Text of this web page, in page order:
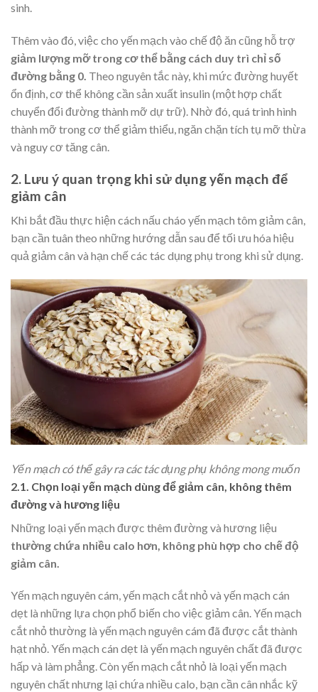
sinh.
Thêm vào đó, việc cho yến mạch vào chế độ ăn cũng hỗ trợ
giảm lượng mỡ trong cơ thể bằng cách duy trì chỉ số
đường bằng 0. Theo nguyên tắc này, khi mức đường huyết
ổn định, cơ thể không cần sản xuất insulin (một hợp chất
chuyển đổi đường thành mỡ dự trữ). Nhờ đó, quá trình hình
thành mỡ trong cơ thể giảm thiểu, ngăn chặn tích tụ mỡ thừa
và nguy cơ tăng cân.
2. Lưu ý quan trọng khi sử dụng yến mạch để
giảm cân
Khi bắt đầu thực hiện cách nấu cháo yến mạch tôm giảm cân,
bạn cần tuân theo những hướng dẫn sau để tối ưu hóa hiệu
quả giảm cân và hạn chế các tác dụng phụ trong khi sử dụng.
Yến mạch có thể gây ra các tác dụng phụ không mong muốn
2.1. Chọn loại yến mạch dùng để giảm cân, không thêm
đường và hương liệu
Những loại yến mạch được thêm đường và hương liệu
thường chứa nhiều calo hơn, không phù hợp cho chế độ
giảm cân.
Yến mạch nguyên cám, yến mạch cắt nhỏ và yến mạch cán
dẹt là những lựa chọn phổ biến cho việc giảm cân. Yến mạch
cắt nhỏ thường là yến mạch nguyên cám đã được cắt thành
hạt nhỏ. Yến mạch cán dẹt là yến mạch nguyên chất đã được
hấp và làm phẳng. Còn yến mạch cắt nhỏ là loại yến mạch
nguyên chất nhưng lại chứa nhiều calo, bạn cần cân nhắc kỹ